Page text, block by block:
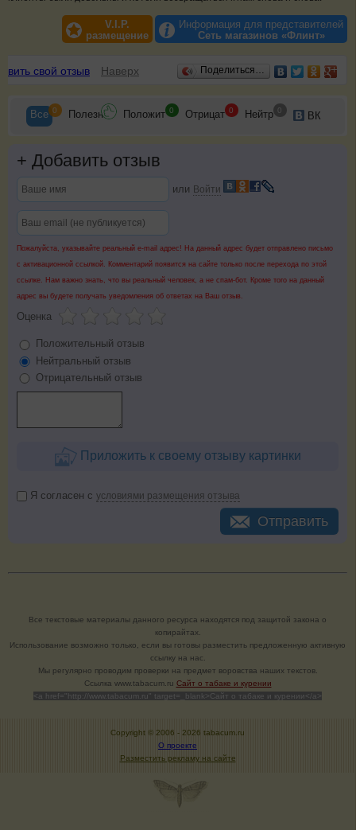
V.I.P.
размещение
Информация для представителей
Сеть магазинов «Флинт»
Отзывы
свой отзыв Наверх Поделиться…
Все 0 Полезн Положит 0 Отрицат 0 Нейтр 0 ВК
+ Добавить отзыв
или Войти
Пожалуйста, указывайте реальный e-mail адрес! На данный адрес будет отправлено письмо
с активационной ссылкой. Комментарий появится на сайте только после перехода по этой
ссылке. Нам важно знать, что вы реальный человек, а не спам-бот. Кроме того на данный
адрес вы будете получать уведомления об ответах на Ваш отзыв.
Оценка
Положительный отзыв
Нейтральный отзыв
Отрицательный отзыв
Приложить к своему отзыву картинки
Я согласен с условиями размещения отзыва
Отправить
Все текстовые материалы данного ресурса находятся под защитой закона о
копирайтах.
Использование возможно только, если вы готовы разместить предложенную активную
ссылку на нас.
Мы регулярно проводим проверки на предмет воровства наших текстов.
Cсылка www.tabacum.ru Сайт о табаке и курении
<a href="http://www.tabacum.ru" target=_blank>Сайт о табаке и курении</a>
Copyright © 2006 - 2026 tabacum.ru
О проекте
Разместить рекламу на сайте